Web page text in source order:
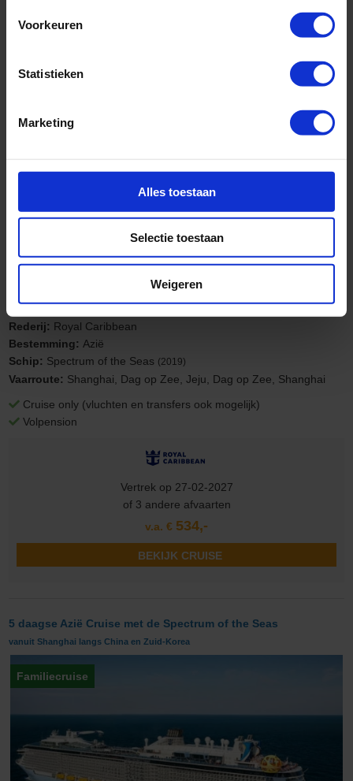
Voorkeuren
Statistieken
Marketing
Alles toestaan
Selectie toestaan
Weigeren
Rederij: Royal Caribbean
Bestemming: Azië
Schip: Spectrum of the Seas (2019)
Vaarroute: Shanghai, Dag op Zee, Jeju, Dag op Zee, Shanghai
Cruise only (vluchten en transfers ook mogelijk)
Volpension
Vertrek op 27-02-2027
of 3 andere afvaarten
v.a. € 534,-
BEKIJK CRUISE
5 daagse Azië Cruise met de Spectrum of the Seas
vanuit Shanghai langs China en Zuid-Korea
Familiecruise